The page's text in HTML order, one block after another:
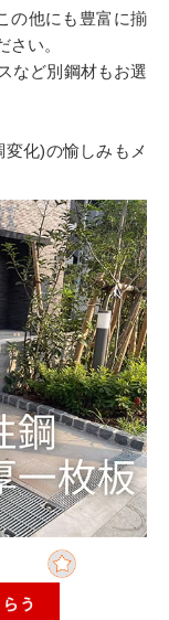
の他にも豊富に揃
い。
など別鋼材もお選
化)の愉しみもメ